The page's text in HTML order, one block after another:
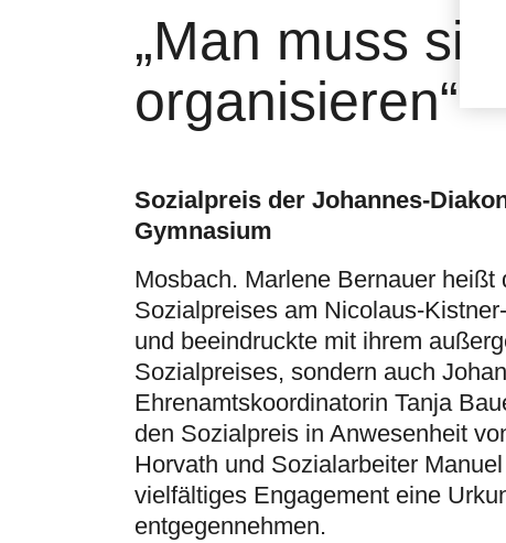
„Man muss
organisieren“
Sozialpreis der Johannes-
Gymnasium
Mosbach. Marlene Bernauer
Sozialpreises am Nicolaus-
und beeindruckte mit ihrem
Sozialpreises, sondern auch
Ehrenamtskoordinatorin Tanja
den Sozialpreis in Anwesenheit
Horvath und Sozialarbeiter
vielfältiges Engagement eine
entgegennehmen.